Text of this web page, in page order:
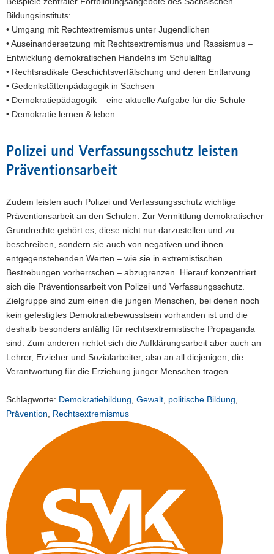
Bildungsinstituts:
• Umgang mit Rechtextremismus unter Jugendlichen
• Auseinandersetzung mit Rechtsextremismus und Rassismus –
Entwicklung demokratischen Handelns im Schulalltag
• Rechtsradikale Geschichtsverfälschung und deren Entlarvung
• Gedenkstättenpädagogik in Sachsen
• Demokratiepädagogik – eine aktuelle Aufgabe für die Schule
• Demokratie lernen & leben
Polizei und Verfassungsschutz leisten
Präventionsarbeit
Zudem leisten auch Polizei und Verfassungsschutz wichtige
Präventionsarbeit an den Schulen. Zur Vermittlung demokratischer
Grundrechte gehört es, diese nicht nur darzustellen und zu
beschreiben, sondern sie auch von negativen und ihnen
entgegenstehenden Werten – wie sie in extremistischen
Bestrebungen vorherrschen – abzugrenzen. Hierauf konzentriert
sich die Präventionsarbeit von Polizei und Verfassungsschutz.
Zielgruppe sind zum einen die jungen Menschen, bei denen noch
kein gefestigtes Demokratiebewusstsein vorhanden ist und die
deshalb besonders anfällig für rechtsextremistische Propaganda
sind. Zum anderen richtet sich die Aufklärungsarbeit aber auch an
Lehrer, Erzieher und Sozialarbeiter, also an all diejenigen, die
Verantwortung für die Erziehung junger Menschen tragen.
Schlagworte: Demokratiebildung Gewalt politische Bildung
Prävention
Rechtsextremismus